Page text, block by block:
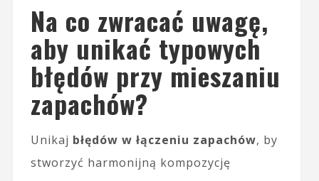
Na co zwracać uwagę,
aby unikać typowych
błędów przy mieszaniu
zapachów?
Unikaj błędów w łączeniu zapachów, by
stworzyć harmonijną kompozycję